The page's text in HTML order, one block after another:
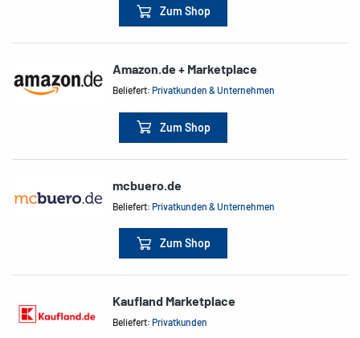
Zum Shop
Amazon.de + Marketplace
Beliefert:Privatkunden & Unternehmen
Zum Shop
mcbuero.de
Beliefert:Privatkunden & Unternehmen
Zum Shop
Kaufland Marketplace
Beliefert:Privatkunden